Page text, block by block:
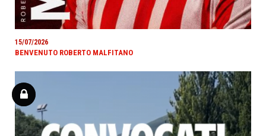
15/07/2026
BENVENUTO ROBERTO MALFITANO